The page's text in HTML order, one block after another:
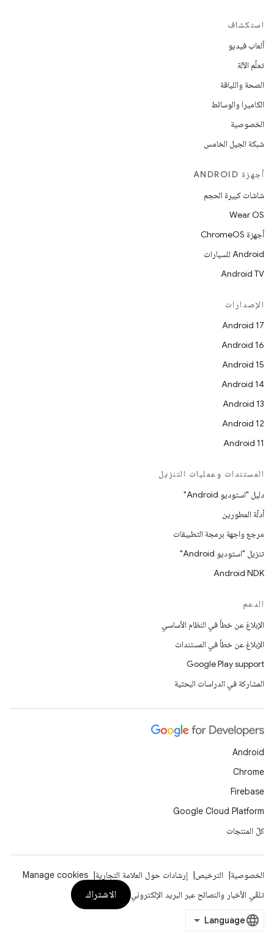
استكشاف
ألعاب فيديو
تعلُم الآلة
الصحة واللياقة
الكاميرا والوسائط
الخصوصية
شبكة الجيل الخامس
أجهزة ANDROID
شاشات كبيرة الحجم
Wear OS
أجهزة ChromeOS
Android للسيارات
Android TV
الإصدارات
Android 17
Android 16
Android 15
Android 14
Android 13
Android 12
Android 11
المستندات وعمليات التنزيل
دليل "استوديو Android"
أدلّة المطورين
مرجع واجهة برمجة التطبيقات
تنزيل "استوديو Android"
Android NDK
الدعم
الإبلاغ عن خطأ في النظام الأساسي
الإبلاغ عن خطأ في المستندات
Google Play support
المشاركة في الدراسات البحثية
Android
Chrome
Firebase
Google Cloud Platform
كلّ المنتجات
الخصوصية الترخيص إرشادات حول العلامة التجارية
Manage cookies
تلقّي الأخبار والنصائح عبر البريد الإلكتروني
الاشتراك